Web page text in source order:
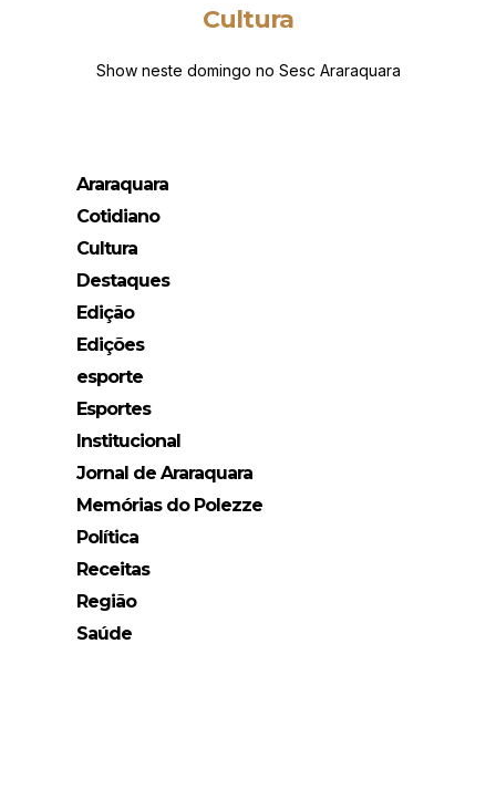
Cultura
Show neste domingo no Sesc Araraquara
Araraquara
Cotidiano
Cultura
Destaques
Edição
Edições
esporte
Esportes
Institucional
Jornal de Araraquara
Memórias do Polezze
Política
Receitas
Região
Saúde